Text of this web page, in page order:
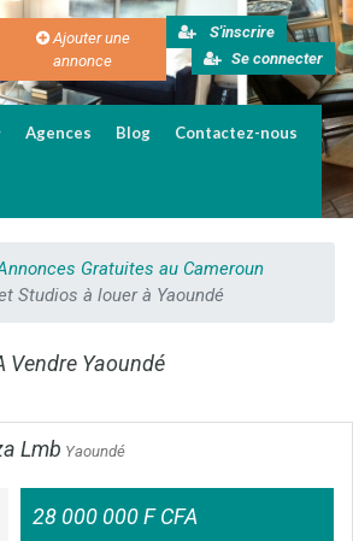
Ajouter une
annonce
S'inscrire
Se connecter
Agences Blog Contactez-nous
Gratuites au Cameroun
Studios à louer à Yaoundé
Vendre Yaoundé
Lmb Yaoundé
28 000 000 F CFA